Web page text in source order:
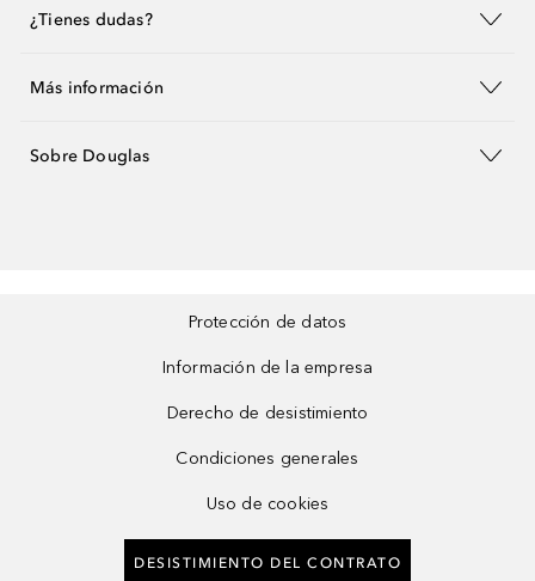
¿Tienes dudas?
Más información
Sobre Douglas
Protección de datos
Información de la empresa
Derecho de desistimiento
Condiciones generales
Uso de cookies
DESISTIMIENTO DEL CONTRATO